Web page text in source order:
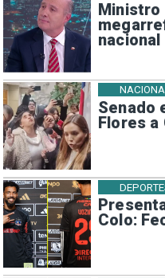
Senado
Flores
Colo: